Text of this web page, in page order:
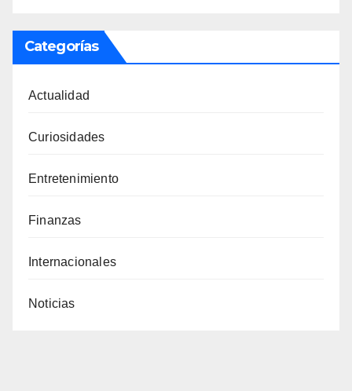
Categorías
Actualidad
Curiosidades
Entretenimiento
Finanzas
Internacionales
Noticias